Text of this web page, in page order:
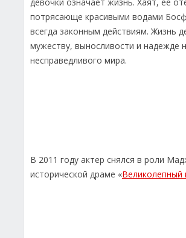
потрясающе красивыми водами
всегда законным действиям. Жизнь
мужеству, выносливости и надежде
несправедливого мира.
В 2011 году актер снялся в роли
исторической драме «Великолепный